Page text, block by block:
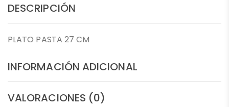
DESCRIPCIÓN
PLATO PASTA 27 CM
INFORMACIÓN ADICIONAL
VALORACIONES (0)